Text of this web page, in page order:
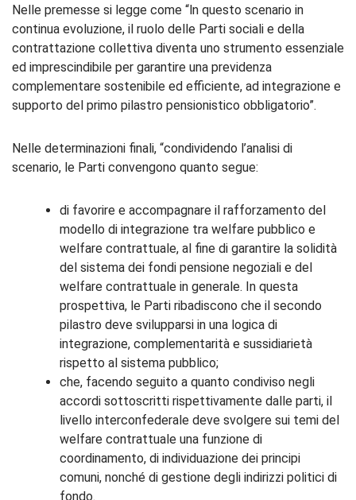
Nelle premesse si legge come “ln questo scenario in
continua evoluzione, il ruolo delle Parti sociali e della
contrattazione collettiva diventa uno strumento essenziale
ed imprescindibile per garantire una previdenza
complementare sostenibile ed efficiente, ad integrazione e
supporto del primo pilastro pensionistico obbligatorio”.
Nelle determinazioni finali, “condividendo l’analisi di
scenario, le Parti convengono quanto segue:
di favorire e accompagnare il rafforzamento del
modello di integrazione tra welfare pubblico e
welfare contrattuale, al fine di garantire la solidità
del sistema dei fondi pensione negoziali e del
welfare contrattuale in generale. In questa
prospettiva, le Parti ribadiscono che il secondo
pilastro deve svilupparsi in una logica di
integrazione, complementarità e sussidiarietà
rispetto al sistema pubblico;
che, facendo seguito a quanto condiviso negli
accordi sottoscritti rispettivamente dalle parti, il
livello interconfederale deve svolgere sui temi del
welfare contrattuale una funzione di
coordinamento, di individuazione dei principi
comuni, nonché di gestione degli indirizzi politici di
fondo.